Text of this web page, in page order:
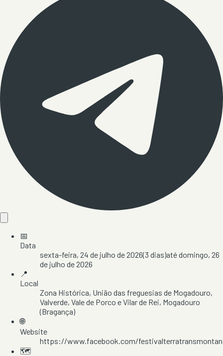
📅
Data
sexta-feira, 24 de julho de 2026(3 dias)atédomingo, 26
de julho de 2026
📍
Local
Zona Histórica, União das freguesias de Mogadouro,
Valverde, Vale de Porco e Vilar de Rei, Mogadouro
(Bragança)
🌐
Website
https://www.facebook.com/
🗺️